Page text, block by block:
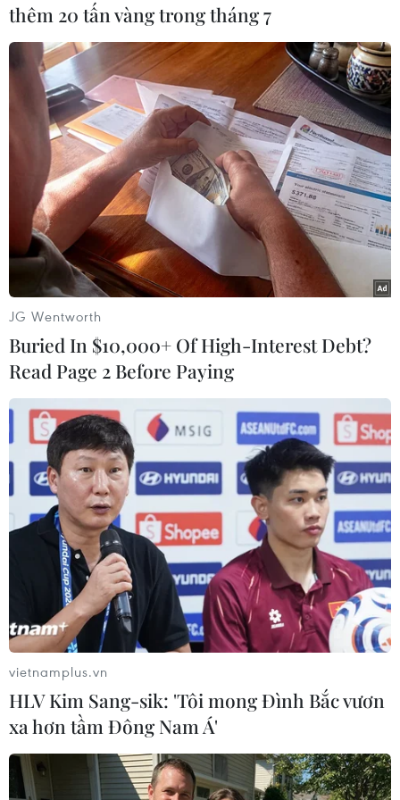
(Vietnam+)
#Đài Loan #COVID-19
#Virus corona
#Bệnh viêm đường hô hấp cấp
Đài Loan
Theo dõi VietnamPlus
TIN LIÊN QUAN
thêm 20 tấn vàng trong tháng 7
JG Wentworth
Buried In $10,000+ Of High-Interest Debt?
Read Page 2 Before Paying
vietnamplus.vn
HLV Kim Sang-sik: 'Tôi mong Đình Bắc vươn
xa hơn tầm Đông Nam Á'